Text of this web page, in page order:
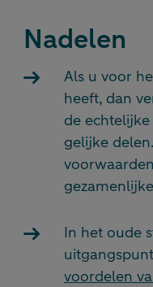
Nadelen
Als u voor
heeft, dan
de
gelijke
In het oude
voordelen